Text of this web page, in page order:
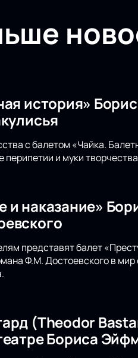
история»
с балетом «Чайка.
и муки
и наказание»
представят балет
Ф.М. Достоевского в
(Theodor
Бориса